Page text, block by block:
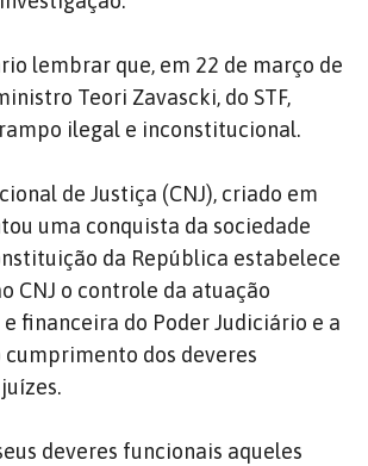
lembrar que, em 22 de março de
Teori Zavascki, do STF,
ilegal e inconstitucional.
de Justiça (CNJ), criado em
uma conquista da sociedade
da República estabelece
CNJ o controle da atuação
financeira do Poder Judiciário e a
dos deveres
deveres funcionais aqueles